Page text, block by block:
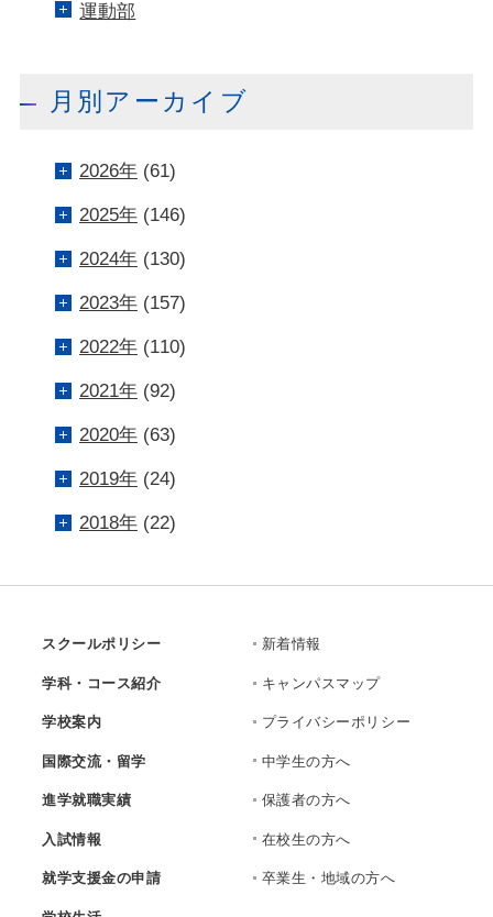
運動部
月別アーカイブ
2026年(61)
2025年(146)
2024年(130)
2023年(157)
2022年(110)
2021年(92)
2020年(63)
2019年(24)
2018年(22)
スクールポリシー
学科・コース紹介
学校案内
国際交流・留学
進学就職実績
入試情報
就学支援金の申請
新着情報
キャンパスマップ
プライバシーポリシー
中学生の方へ
保護者の方へ
在校生の方へ
卒業生・地域の方へ